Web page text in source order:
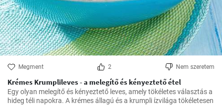
Megment 2 Nem szeretem
Krémes Krumplileves - a melegítő és kényeztető étel
Egy olyan melegítő és kényeztető leves, amely tökéletes választás a
hideg téli napokra. A krémes állagú és a krumpli ízvilága tökéletesen